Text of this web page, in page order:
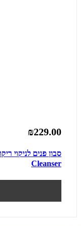
₪229.00
Cleanser